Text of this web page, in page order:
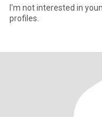
I'm not interested in
profiles.